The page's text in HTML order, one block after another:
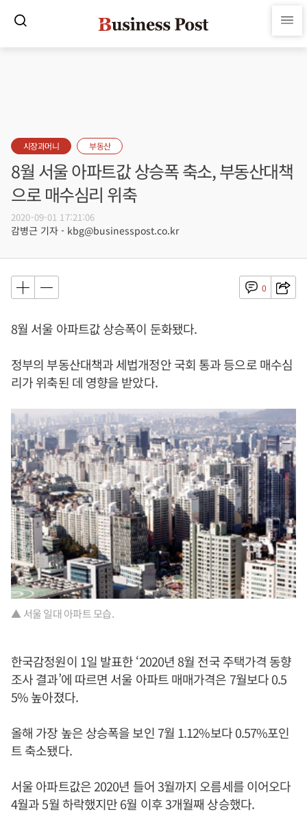
시장과머니 부동산
8월 서울 아파트값 상승폭 축소, 부동산대책
으로 매수심리 위축
2020-09-01 17:21:06
감병근 기자 - kbg@businesspost.co.kr
0
8월 서울 아파트값 상승폭이 둔화됐다.
정부의 부동산대책과 세법개정안 국회 통과 등으로 매수심
리가 위축된 데 영향을 받았다.
▲ 서울 일대 아파트 모습.
한국감정원이 1일 발표한 ‘2020년 8월 전국 주택가격 동향
조사 결과’에 따르면 서울 아파트 매매가격은 7월보다 0.5
5% 높아졌다.
올해 가장 높은 상승폭을 보인 7월 1.12%보다 0.57%포인
트 축소됐다.
서울 아파트값은 2020년 들어 3월까지 오름세를 이어오다
4월과 5월 하락했지만 6월 이후 3개월째 상승했다.